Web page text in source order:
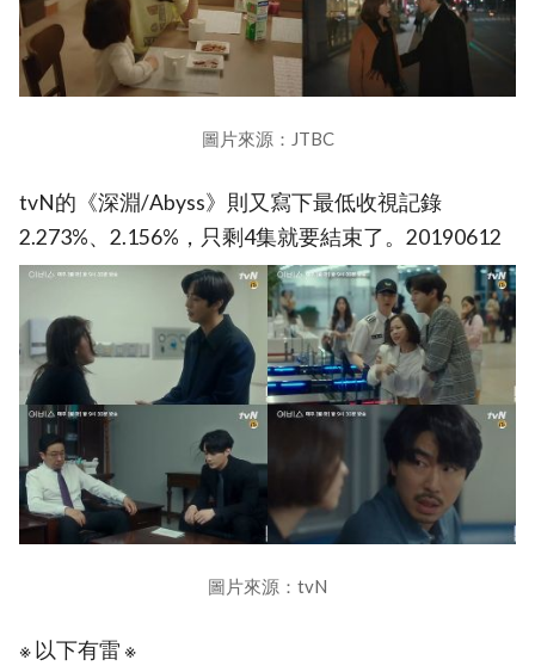
圖片來源：JTBC
tvN的《深淵/Abyss》則又寫下最低收視記錄
2.273%、2.156%，只剩4集就要結束了。20190612
圖片來源：tvN
※ 以下有雷 ※